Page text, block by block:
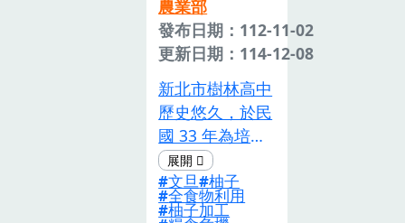
知識整合，發展
STEAM 跨領域
課程。
響牛奶新鮮度的
原因、討論市場
定價策略;主題
三「牛奶美食」
結合科學實驗與
家政實作，運用
凝乳作用及蛋白
質遇酸原理動手
做起士。藉由整
農業部
發布日期：112-11-02
更新日期：114-12-08
新北市樹林高中
歷史悠久，於民
國 33 年為培育
女性而創設，當
時校名為「鶯歌
女子農業實踐學
文旦 柚子
全食物利用
柚子加工